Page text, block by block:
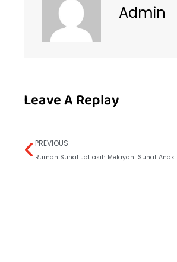
Admin
Leave A Replay
PREVIOUS